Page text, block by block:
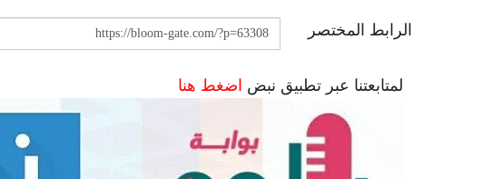
الرابط المختصر
لمتابعتنا عبر تطبيق نبض اضغط هنا